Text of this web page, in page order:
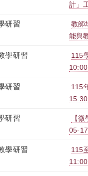
計」
研習
教師
能與
學研習
115
研習
115
研習
【
05-
學研習
115